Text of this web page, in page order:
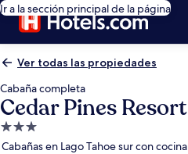
Ir a la sección principal de la página
Ver todas las propiedades
Cabaña completa
Cedar Pines Resort
Propiedad
de
Cabañas en Lago Tahoe sur con cocina